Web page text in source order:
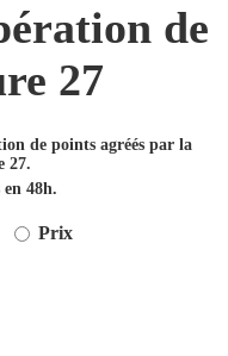
de
27
de points agréés par la
27.
48h.
Prix